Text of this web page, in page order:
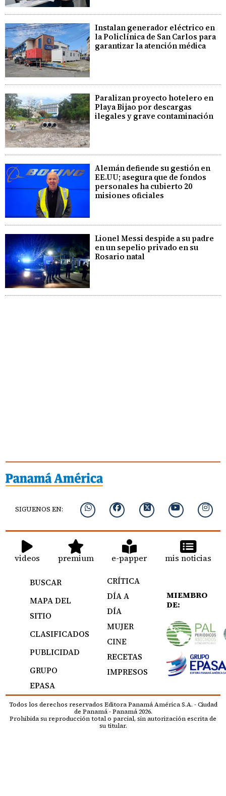
Instalan generador eléctrico en
la Policlínica de San Carlos para
garantizar la atención médica
Paralizan proyecto hotelero en
Playa Bijao por descargas
ilegales y grave contaminación
Alemán defiende su gestión en
EE.UU; asegura que de fondos
personales ha cubierto 20
misiones oficiales
Lionel Messi despide a su padre
en un sepelio privado en su
Rosario natal
SIGUENOS EN:
videos premium e-papper mis noticias
BUSCAR
MAPA DEL
SITIO
CLASIFICADOS
PUBLICIDAD
GRUPO
EPASA
CRÍTICA
DÍA A
DÍA
MUJER
CINE
RECETAS
IMPRESOS
MIEMBRO
DE:
Todos los derechos reservados Editora Panamá América S.A. - Ciudad
de Panamá - Panamá 2026.
Prohibida su reproducción total o parcial, sin autorización escrita de
su titular.